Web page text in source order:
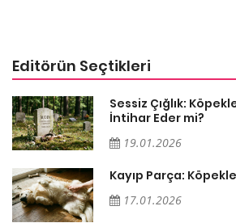
Editörün Seçtikleri
Sessiz Çığlık:
İntihar Eder mi?
19.01.2026
Kayıp Parça:
17.01.2026